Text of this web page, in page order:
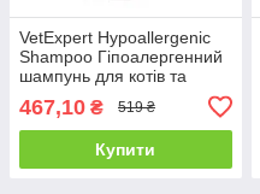
VetExpert Hypoallergenic
Shampoo Гіпоалергенний
шампунь для котів та
467,10 ₴ 519 ₴
Купити